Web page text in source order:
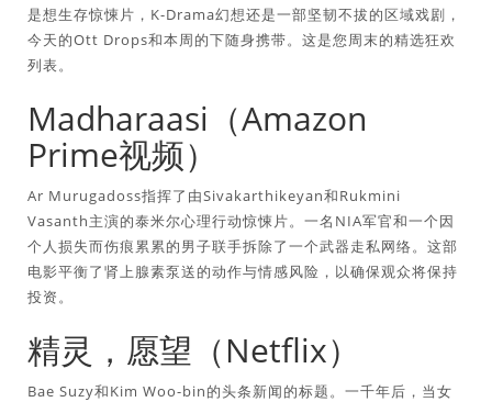
是想生存惊悚片，K-Drama幻想还是一部坚韧不拔的区域戏剧，
今天的Ott Drops和本周的下随身携带。这是您周末的精选狂欢
列表。
Madharaasi（Amazon
Prime视频）
Ar Murugadoss指挥了由Sivakarthikeyan和Rukmini
Vasanth主演的泰米尔心理行动惊悚片。一名NIA军官和一个因
个人损失而伤痕累累的男子联手拆除了一个武器走私网络。这部
电影平衡了肾上腺素泵送的动作与情感风险，以确保观众将保持
投资。
精灵，愿望（Netflix）
Bae Suzy和Kim Woo-bin的头条新闻的标题。一千年后，当女